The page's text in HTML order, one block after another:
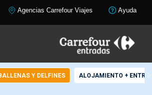
Agencias Carrefour Viajes Ayuda
Y DELFINES ALOJAMIENTO +